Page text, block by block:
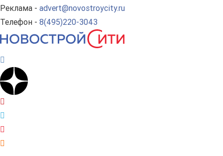
Реклама - advert@novostroycity.ru
Телефон - 8(495)220-3043